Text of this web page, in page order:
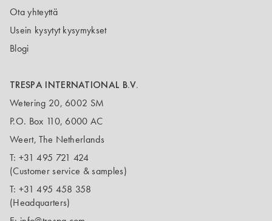
Ota yhteyttä
Usein kysytyt kysymykset
Blogi
TRESPA INTERNATIONAL B.V.
Wetering 20, 6002 SM
P.O. Box 110, 6000 AC
Weert, The Netherlands
T: +31 495 721 424
(Customer service & samples)
T: +31 495 458 358
(Headquarters)